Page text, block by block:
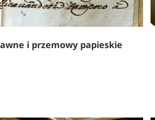
i przemowy papieskie